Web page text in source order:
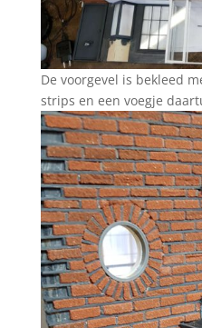
De voorgevel is bekleed
strips en een voegje